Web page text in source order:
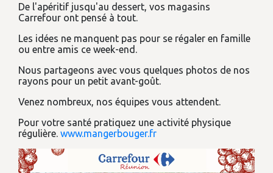
De l'apéritif jusqu'au dessert, vos magasins
Carrefour ont pensé à tout.
Les idées ne manquent pas pour se régaler en famille
ou entre amis ce week-end.
Nous partageons avec vous quelques photos de nos
rayons pour un petit avant-goût.
Venez nombreux, nos équipes vous attendent.
Pour votre santé pratiquez une activité physique
régulière. www.mangerbouger.fr